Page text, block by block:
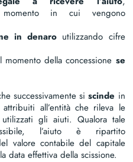
momento in cui vengono
in denaro utilizzando cifre
momento della concessione se
successivamente siscinde in
all’entità che rileva le
gli aiuti. Qualora tale
l’aiuto è ripartito
valore contabile del capitale
data effettiva della scissione.